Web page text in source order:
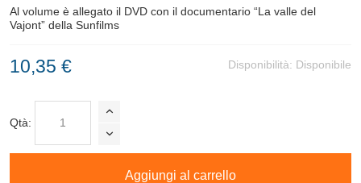
Al volume è allegato il DVD con il documentario “La valle del
Vajont” della Sunfilms
Disponibilità: Disponibile
10,35 €
Qtà:
Aggiungi al carrello